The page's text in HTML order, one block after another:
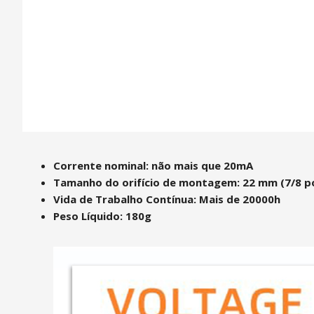
Corrente nominal: não mais que 20mA
Tamanho do orifício de montagem: 22 mm (7/8
Vida de Trabalho Contínua: Mais de 20000h
Peso Líquido: 180g